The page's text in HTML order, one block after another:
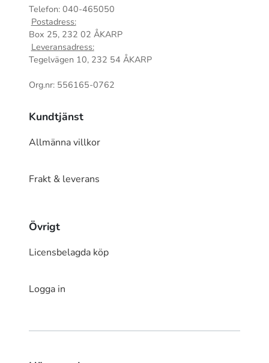
Telefon: 040-465050
Postadress:
Box 25, 232 02 ÅKARP
Leveransadress:
Tegelvägen 10, 232 54 ÅKARP
Org.nr: 556165-0762
Kundtjänst
Allmänna villkor
Frakt & leverans
Övrigt
Licensbelagda köp
Logga in